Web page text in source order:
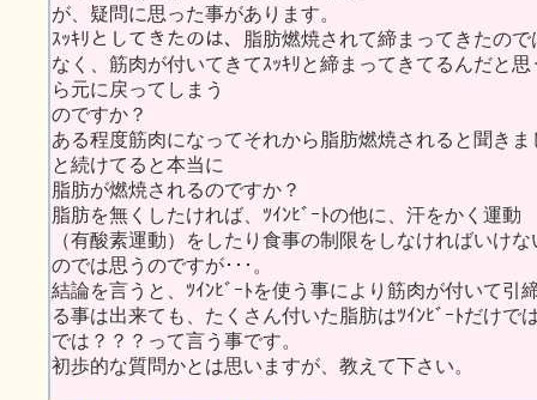
が、疑問に思った事があります。
ｽｯｷﾘとしてきたのは、脂肪燃焼されて締まってきたので
なく、筋肉が付いてきてｽｯｷﾘと締まってきてるんだと
ら元に戻ってしまう
のですか？
ある程度筋肉になってそれから脂肪燃焼されると聞き
と続けてると本当に
脂肪が燃焼されるのですか？
脂肪を無くしたければ、ﾂｲﾝﾋﾞｰﾄの他に、汗をかく運動
（有酸素運動）をしたり食事の制限をしなければいけな
のでは思うのですが･･･。
結論を言うと、ﾂｲﾝﾋﾞｰﾄを使う事により筋肉が付いて引
る事は出来ても、たくさん付いた脂肪はﾂｲﾝﾋﾞｰﾄだけで
では？？？って言う事です。
初歩的な質問かとは思いますが、教えて下さい。